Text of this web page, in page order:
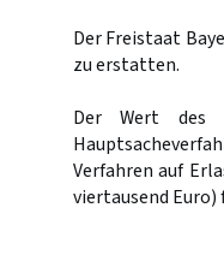
Der Freistaat
zu erstatten.
Der Wert des
Verfahren auf
viertausend